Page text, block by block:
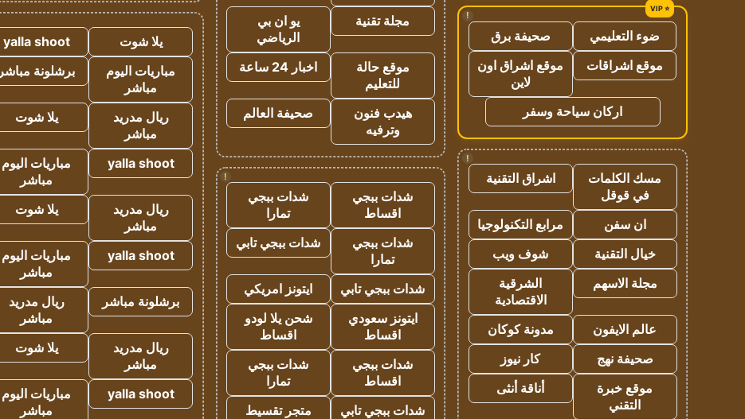
!
ضوء التعليمي
صحيفة برق
موقع اشراقات
موقع اشراق اون
لاين
اركان سياحة وسفر
!
مسك الكلمات
في قوقل
اشراق التقنية
ان سفن
مرابع التكنولوجيا
خيال التقنية
شوف ويب
مجلة الاسهم
الشرقية
الاقتصادية
عالم الايفون
مدونة كوكان
صحيفة نهج
كار نيوز
موقع خبرة
التقني
أناقة أنثى
مجلة تقنية
يو ان بي
الرياضي
موقع حالة
للتعليم
اخبار 24 ساعة
هيدب فنون
وترفيه
صحيفة العالم
!
شدات ببجي
اقساط
شدات ببجي
تمارا
شدات ببجي
تمارا
شدات ببجي تابي
شدات ببجي تابي
ايتونز امريكي
ايتونز سعودي
اقساط
شحن يلا لودو
اقساط
شدات ببجي
اقساط
شدات ببجي
تمارا
شدات ببجي تابي
متجر تقسيط
يلا شوت
yalla shoot
مباريات اليوم
مباشر
برشلونة مباشر
ريال مدريد
مباشر
يلا شوت
yalla shoot
مباريات اليوم
مباشر
ريال مدريد
مباشر
يلا شوت
yalla shoot
مباريات اليوم
مباشر
برشلونة مباشر
ريال مدريد
مباشر
ريال مدريد
مباشر
يلا شوت
yalla shoot
مباريات اليوم
مباشر